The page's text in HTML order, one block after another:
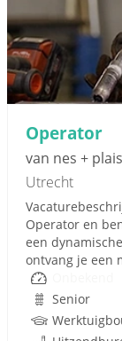
Operator
van nes +
Utrecht
Operator en
een
ontvang je een
Senior